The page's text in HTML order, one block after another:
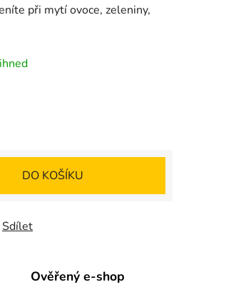
při mytí ovoce, zeleniny,
DO KOŠÍKU
Sdílet
Ověřený e-shop